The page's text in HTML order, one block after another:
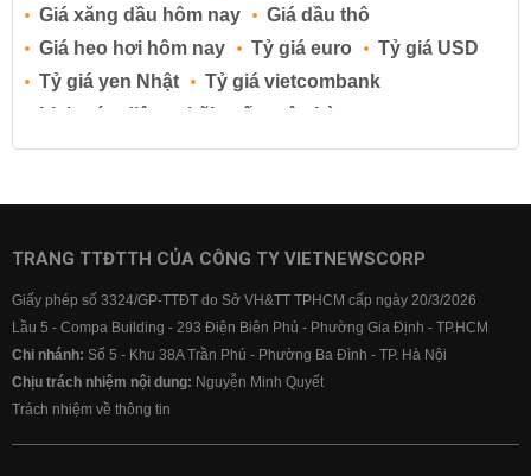
Giá xăng dầu hôm nay
Giá dầu thô
Giá heo hơi hôm nay
Tỷ giá euro
Tỷ giá USD
Tỷ giá yen Nhật
Tỷ giá vietcombank
Lịch cúp điện
Lãi suất ngân hàng
Lãi suất tiết kiệm
Lãi suất tiền gửi
Lãi suất ngân hàng BIDV
Lãi suất ngân hàng Vietcombank
TRANG TTĐTTH CỦA CÔNG TY VIETNEWSCORP
Giấy phép số 3324/GP-TTĐT do Sở VH&TT TPHCM cấp ngày 20/3/2026
Lầu 5 - Compa Building - 293 Điện Biên Phủ - Phường Gia Định - TP.HCM
Chi nhánh: Số 5 - Khu 38A Trần Phú - Phường Ba Đình - TP. Hà Nội
Chịu trách nhiệm nội dung: Nguyễn Minh Quyết
Trách nhiệm về thông tin